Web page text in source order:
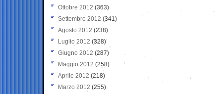
Ottobre 2012 (363)
Settembre 2012 (341)
Agosto 2012 (238)
Luglio 2012 (328)
Giugno 2012 (287)
Maggio 2012 (258)
Aprile 2012 (218)
Marzo 2012 (255)